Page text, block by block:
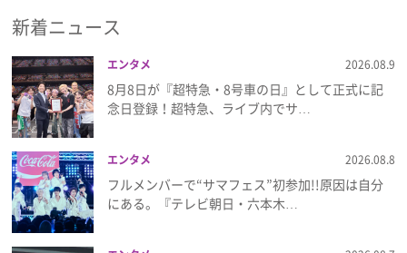
新着ニュース
エンタメ 2026.08.9
8月8日が『超特急・8号車の日』として正式に記
念日登録！超特急、ライブ内でサ…
エンタメ 2026.08.8
フルメンバーで“サマフェス”初参加!!原因は自分
にある。『テレビ朝日・六本木…